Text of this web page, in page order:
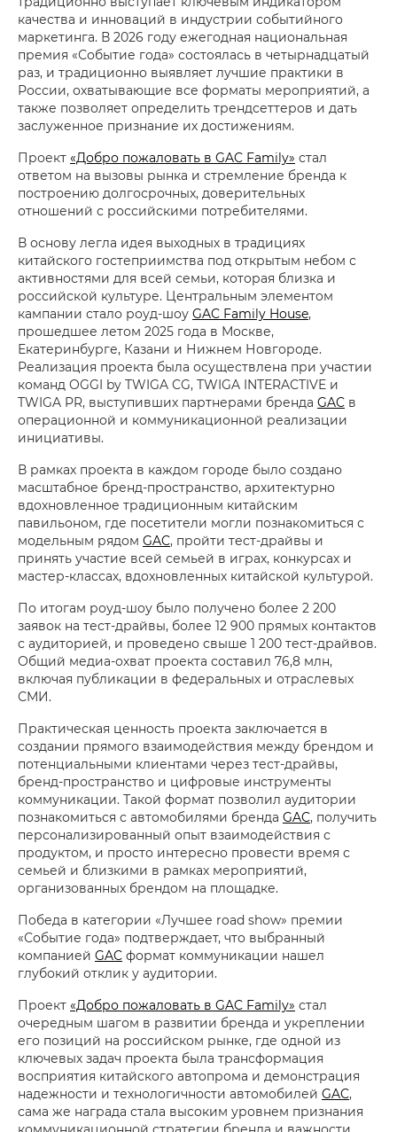
качества и инноваций в индустрии событийного
маркетинга. В 2026 году ежегодная национальная
премия «Событие года» состоялась в четырнадцатый
раз, и традиционно выявляет лучшие практики в
России, охватывающие все форматы мероприятий, а
также позволяет определить трендсеттеров и дать
заслуженное признание их достижениям.
Проект «Добро пожаловать в GAC Family» стал
ответом на вызовы рынка и стремление бренда к
построению долгосрочных, доверительных
отношений с российскими потребителями.
В основу легла идея выходных в традициях
китайского гостеприимства под открытым небом с
активностями для всей семьи, которая близка и
российской культуре. Центральным элементом
кампании стало роуд-шоу GAC Family House,
прошедшее летом 2025 года в Москве,
Екатеринбурге, Казани и Нижнем Новгороде.
Реализация проекта была осуществлена при участии
команд OGGI by TWIGA CG, TWIGA INTERACTIVE и
TWIGA PR, выступивших партнерами бренда GAC в
операционной и коммуникационной реализации
инициативы.
В рамках проекта в каждом городе было создано
масштабное бренд-пространство, архитектурно
вдохновленное традиционным китайским
павильоном, где посетители могли познакомиться с
модельным рядом GAC, пройти тест-драйвы и
принять участие всей семьей в играх, конкурсах и
мастер-классах, вдохновленных китайской культурой.
По итогам роуд-шоу было получено более 2 200
заявок на тест-драйвы, более 12 900 прямых контактов
с аудиторией, и проведено свыше 1 200 тест-драйвов.
Общий медиа-охват проекта составил 76,8 млн,
включая публикации в федеральных и отраслевых
СМИ.
Практическая ценность проекта заключается в
создании прямого взаимодействия между брендом и
потенциальными клиентами через тест-драйвы,
бренд-пространство и цифровые инструменты
коммуникации. Такой формат позволил аудитории
познакомиться с автомобилями бренда GAC, получить
персонализированный опыт взаимодействия с
продуктом, и просто интересно провести время с
семьей и близкими в рамках мероприятий,
организованных брендом на площадке.
Победа в категории «Лучшее road show» премии
«Событие года» подтверждает, что выбранный
компанией GAC формат коммуникации нашел
глубокий отклик у аудитории.
Проект «Добро пожаловать в GAC Family» стал
очередным шагом в развитии бренда и укреплении
его позиций на российском рынке, где одной из
ключевых задач проекта была трансформация
восприятия китайского автопрома и демонстрация
надежности и технологичности автомобилей GAC,
сама же награда стала высоким уровнем признания